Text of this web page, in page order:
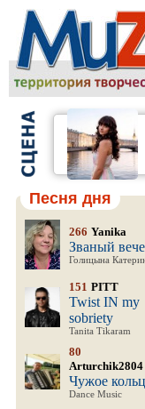
Песня дня
266 Yanika
Званый
Голицына
151 PITT
Twist IN my
sobriety
Tanita Tikaram
80
Arturchik2804
Чужое
Dance Music